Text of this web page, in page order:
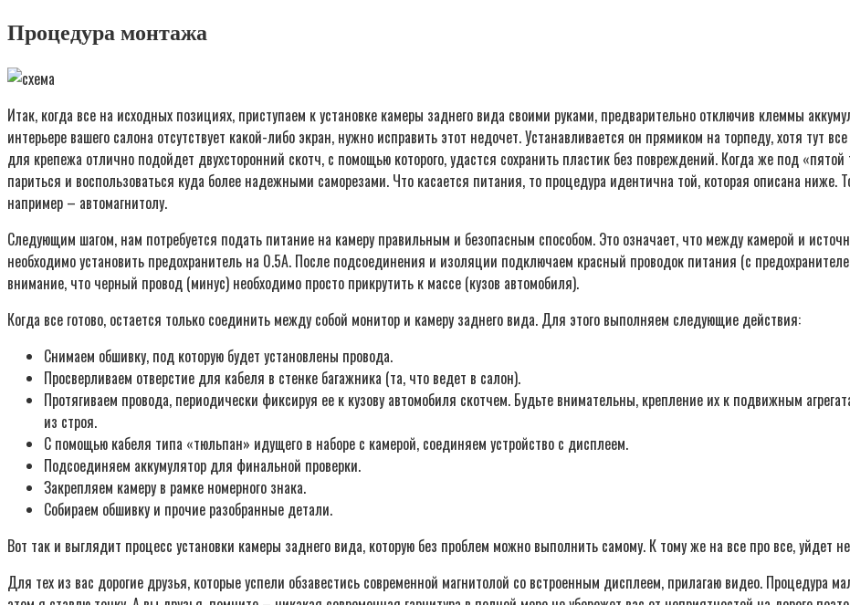
Процедура монтажа
Итак, когда все на исходных позициях, приступаем к установке камеры заднего вида своими руками, предварительно отключив клеммы
интерьере вашего салона отсутствует какой-либо экран, нужно исправить этот недочет. Устанавливается он прямиком на торпеду, хотя тут
для крепежа отлично подойдет двухсторонний скотч, с помощью которого, удастся сохранить пластик без повреждений. Когда же под
париться и воспользоваться куда более надежными саморезами. Что касается питания, то процедура идентична той, которая описана ниже.
например – автомагнитолу.
Следующим шагом, нам потребуется подать питание на камеру правильным и безопасным способом. Это означает, что между камерой и
необходимо установить предохранитель на 0.5А. После подсоединения и изоляции подключаем красный проводок питания (с
внимание, что черный провод (минус) необходимо просто прикрутить к массе (кузов автомобиля).
Когда все готово, остается только соединить между собой монитор и камеру заднего вида. Для этого выполняем следующие действия:
Снимаем обшивку, под которую будет установлены провода.
Просверливаем отверстие для кабеля в стенке багажника (та, что ведет в салон).
Протягиваем провода, периодически фиксируя ее к кузову автомобиля скотчем. Будьте внимательны, крепление их к подвижным
из строя.
С помощью кабеля типа «тюльпан» идущего в наборе с камерой, соединяем устройство с дисплеем.
Подсоединяем аккумулятор для финальной проверки.
Закрепляем камеру в рамке номерного знака.
Собираем обшивку и прочие разобранные детали.
Вот так и выглядит процесс установки камеры заднего вида, которую без проблем можно выполнить самому. К тому же на все про все, уйдет
Для тех из вас дорогие друзья, которые успели обзавестись современной магнитолой со встроенным дисплеем, прилагаю видео. Процедура